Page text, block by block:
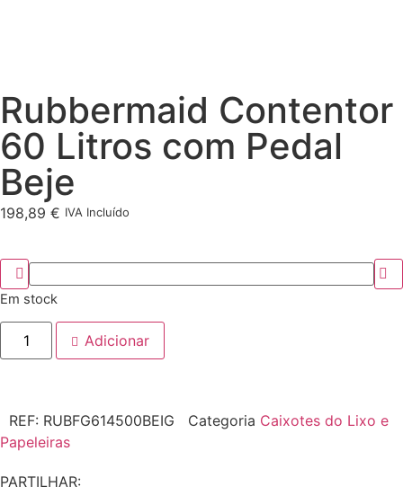
Rubbermaid Contentor
60 Litros com Pedal
Beje
198,89 € IVA Incluído
Em stock
Adicionar
REF: RUBFG614500BEIG Categoria Caixotes do Lixo e
Papeleiras
PARTILHAR: